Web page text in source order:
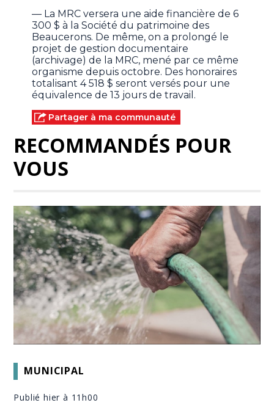
— La MRC versera une aide financière de 6
300 $ à la Société du patrimoine des
Beaucerons. De même, on a prolongé le
projet de gestion documentaire
(archivage) de la MRC, mené par ce même
organisme depuis octobre. Des honoraires
totalisant 4 518 $ seront versés pour une
équivalence de 13 jours de travail.
Partager à ma communauté
RECOMMANDÉS POUR
VOUS
MUNICIPAL
Publié hier à 11h00